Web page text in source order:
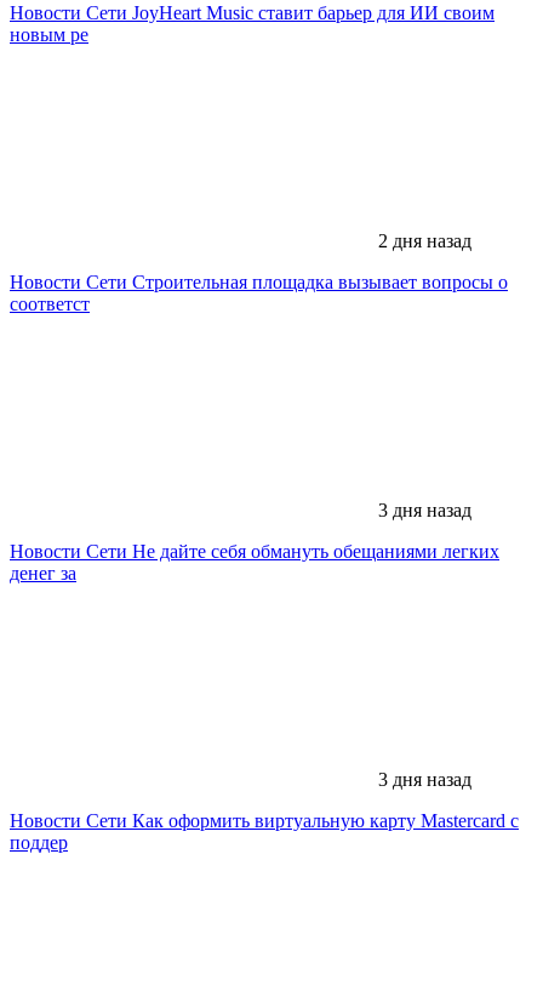
Новости Сети JoyHeart Music ставит барьер для ИИ своим
новым ре
2 дня назад
Новости Сети Строительная площадка вызывает вопросы о
соответст
3 дня назад
Новости Сети Не дайте себя обмануть обещаниями легких
денег за
3 дня назад
Новости Сети Как оформить виртуальную карту Mastercard с
поддер